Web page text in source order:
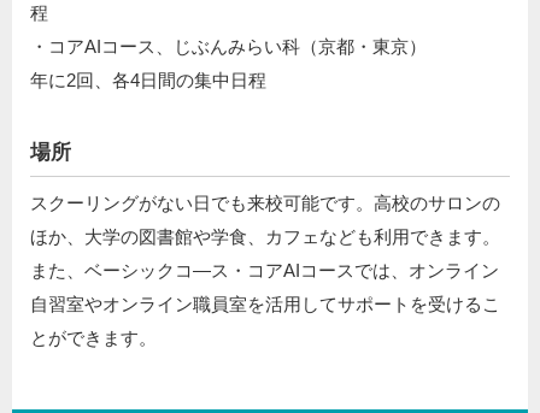
程
・コアAIコース、じぶんみらい科（京都・東京）
年に2回、各4日間の集中日程
場所
スクーリングがない日でも来校可能です。高校のサロンの
ほか、大学の図書館や学食、カフェなども利用できます。
また、ベーシックコ―ス・コアAIコースでは、オンライン
自習室やオンライン職員室を活用してサポートを受けるこ
とができます。